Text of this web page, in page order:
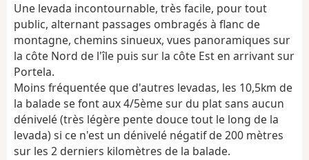
g
a
i
o
Une levada incontournable, très facile, pour tout
public, alternant passages ombragés à flanc de
montagne, chemins sinueux, vues panoramiques sur
la côte Nord de l'île puis sur la côte Est en arrivant sur
Portela.
Moins fréquentée que d'autres levadas, les 10,5km de
la balade se font aux 4/5ème sur du plat sans aucun
dénivelé (très légère pente douce tout le long de la
levada) si ce n'est un dénivelé négatif de 200 mètres
sur les 2 derniers kilomètres de la balade.